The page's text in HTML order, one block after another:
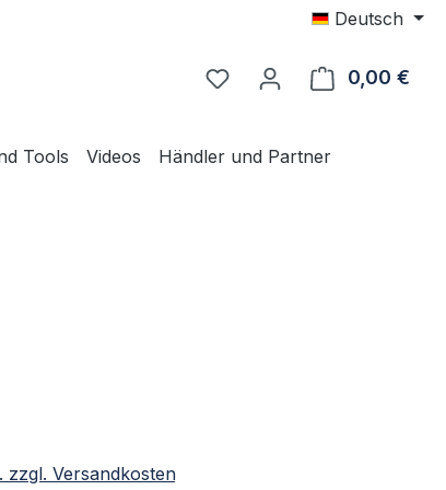
Deutsch
0,00 €
Tools Videos Händler und Partner
zzgl. Versandkosten